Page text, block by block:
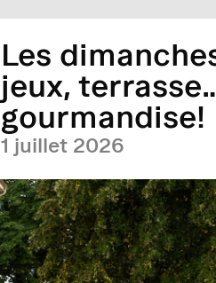
Les
jeux,
gourmandise!
1 juillet 2026